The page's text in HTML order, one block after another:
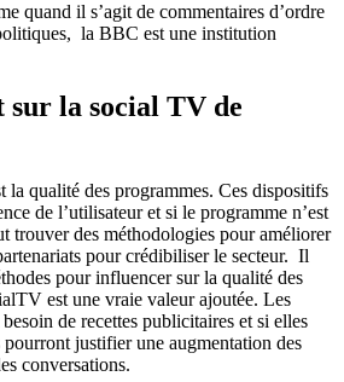
quand il s’agit de commentaires d’ordre
la BBC est une institution
la social TV de
la qualité des programmes. Ces dispositifs
de l’utilisateur et si le programme n’est
trouver des méthodologies pour améliorer
pour crédibiliser le secteur. Il
pour influencer sur la qualité des
est une vraie valeur ajoutée. Les
de recettes publicitaires et si elles
justifier une augmentation des
conversations.